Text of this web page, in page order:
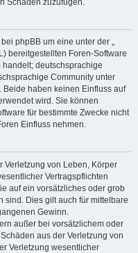
phpBB um eine unter der „
bereitgestellten Foren-Software
handelt; deutschsprachige
Community unter
Beide haben keinen Einfluss auf
wird. Sie können
für bestimmte Zwecke nicht
Einfluss nehmen.
Verletzung von Leben, Körper
Vertragspflichten
auf ein vorsätzliches oder grob
sind. Dies gilt auch für mittelbare
Gewinn.
außer bei vorsätzlichem oder
aus der Verletzung von
Verletzung wesentlicher